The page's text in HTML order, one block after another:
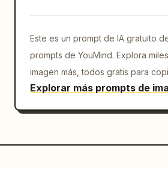
Este es un prompt de IA gratuito
prompts de YouMind. Explora
imagen más, todos gratis para
Explorar más prompts de